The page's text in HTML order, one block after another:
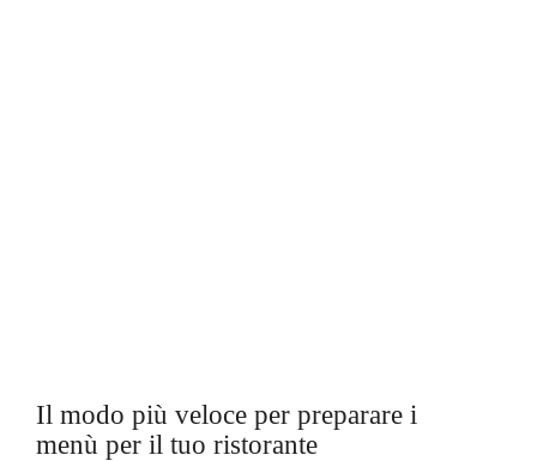
Il modo più veloce per preparare i
menù per il tuo ristorante